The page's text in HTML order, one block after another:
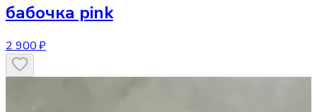
бабочка pink
2 900 ₽